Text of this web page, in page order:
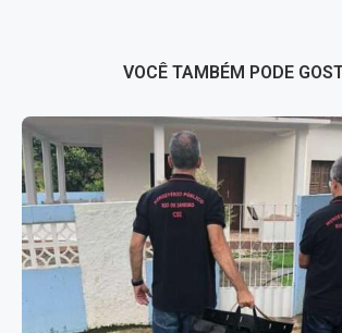
VOCÊ TAMBÉM PODE